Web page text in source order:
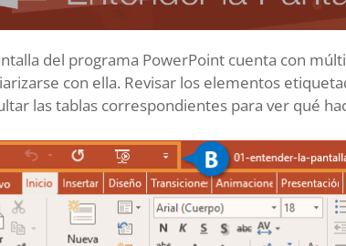
del programa PowerPoint cuenta con
con ella. Revisar los elementos
las tablas correspondientes para ver qué